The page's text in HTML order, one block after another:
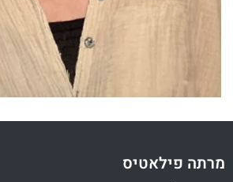
מרתה פילאטיס